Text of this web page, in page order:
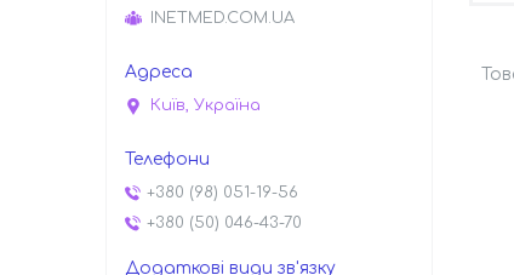
INETMED.COM.UA
Київ, Україна
+380 (98) 051-19-56
+380 (50) 046-43-70